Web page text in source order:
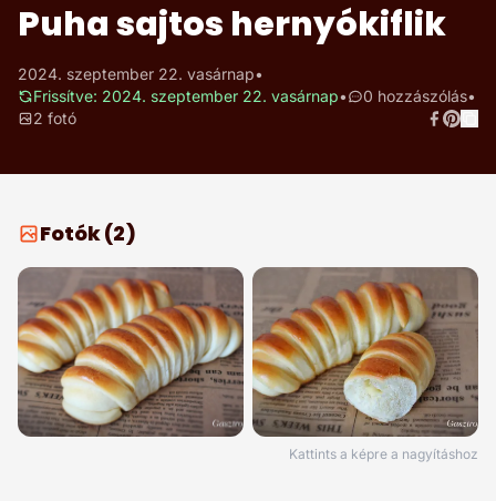
Puha sajtos hernyókiflik
2024. szeptember 22. vasárnap•
Frissítve: 2024. szeptember 22. vasárnap• 0 hozzászólás•
2 fotó
Fotók (2)
Kattints a képre a nagyításhoz